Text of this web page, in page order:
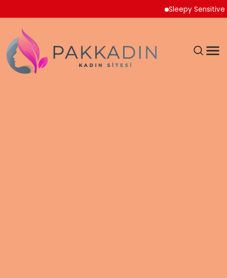
Sleepy Sensitive